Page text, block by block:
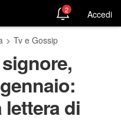
2 Accedi
> Tv e Gossip
lettera di